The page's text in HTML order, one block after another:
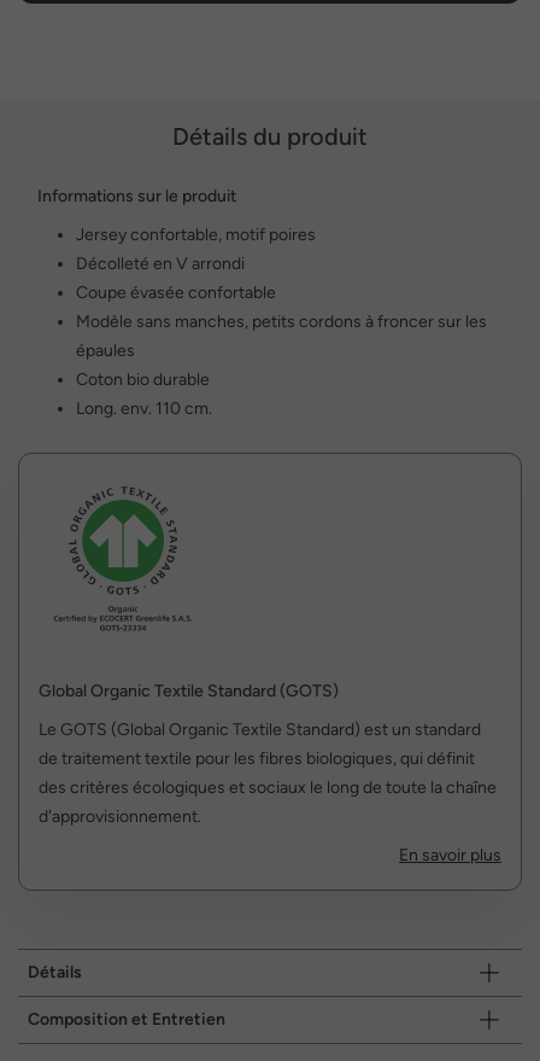
Détails du produit
Informations sur le produit
Jersey confortable, motif poires
Décolleté en V arrondi
Coupe évasée confortable
Modèle sans manches, petits cordons à froncer sur les
épaules
Coton bio durable
Long. env. 110 cm.
Global Organic Textile Standard (GOTS)
Le GOTS (Global Organic Textile Standard) est un standard
de traitement textile pour les fibres biologiques, qui définit
des critères écologiques et sociaux le long de toute la chaîne
d'approvisionnement.
En savoir plus
Détails
Composition et Entretien